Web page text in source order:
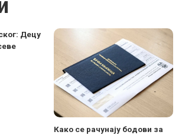
Децу
Како се рачунају бодови за